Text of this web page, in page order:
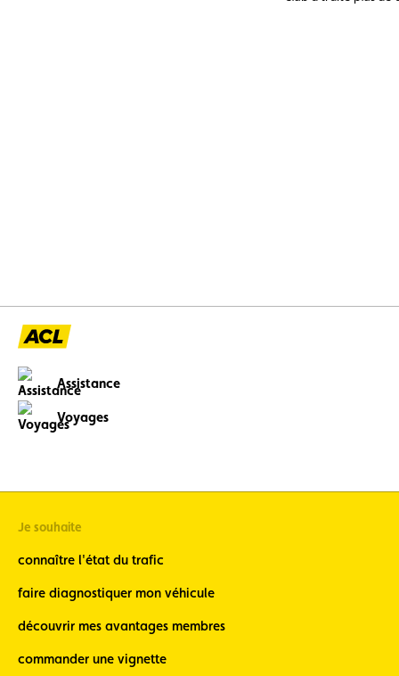
Assistance
Voyages
Je souhaite
connaître l'état du trafic
faire diagnostiquer mon véhicule
découvrir mes avantages membres
commander une vignette